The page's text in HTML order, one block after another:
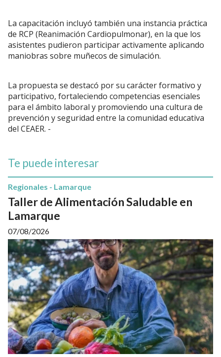
La capacitación incluyó también una instancia práctica
de RCP (Reanimación Cardiopulmonar), en la que los
asistentes pudieron participar activamente aplicando
maniobras sobre muñecos de simulación.
La propuesta se destacó por su carácter formativo y
participativo, fortaleciendo competencias esenciales
para el ámbito laboral y promoviendo una cultura de
prevención y seguridad entre la comunidad educativa
del CEAER. -
Te puede interesar
Taller de Alimentación Saludable en
Lamarque
Regionales - Lamarque
07/08/2026